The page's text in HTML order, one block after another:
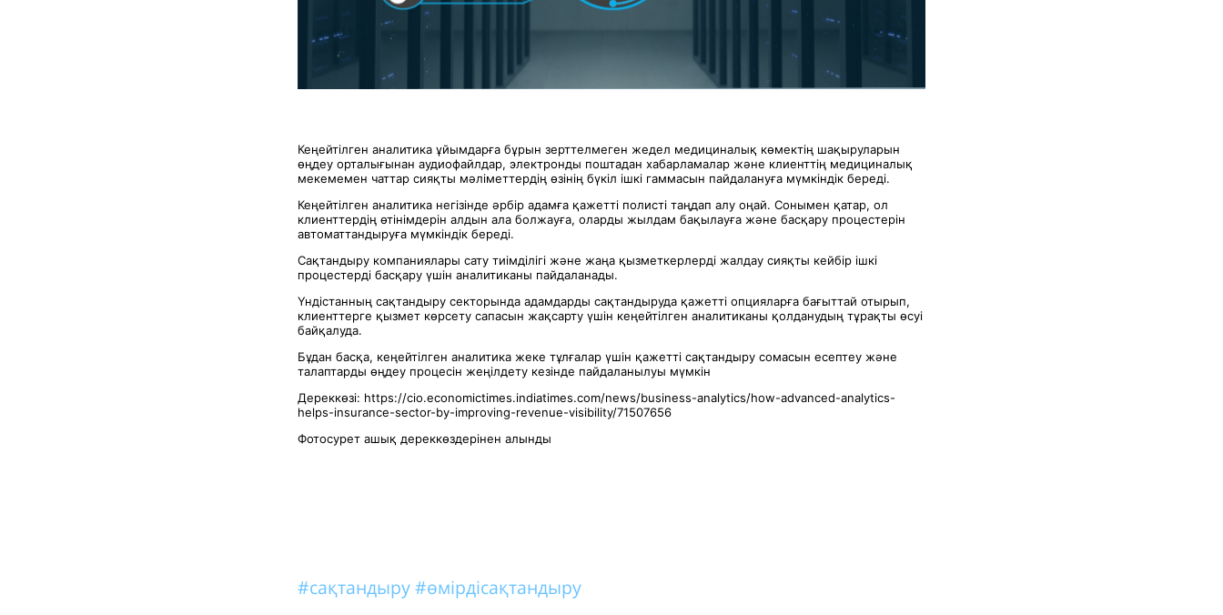
Кеңейтілген аналитика ұйымдарға бұрын зерттелмеген жедел медициналық көмектің шақыруларын
өңдеу орталығынан аудиофайлдар, электронды поштадан хабарламалар және клиенттің медициналық
мекемемен чаттар сияқты мәліметтердің өзінің бүкіл ішкі гаммасын пайдалануға мүмкіндік береді.
Кеңейтілген аналитика негізінде әрбір адамға қажетті полисті таңдап алу оңай. Сонымен қатар, ол
клиенттердің өтінімдерін алдын ала болжауға, оларды жылдам бақылауға және басқару процестерін
автоматтандыруға мүмкіндік береді.
Сақтандыру компаниялары сату тиімділігі және жаңа қызметкерлерді жалдау сияқты кейбір ішкі
процестерді басқару үшін аналитиканы пайдаланады.
Үндістанның сақтандыру секторында адамдарды сақтандыруда қажетті опцияларға бағыттай отырып,
клиенттерге қызмет көрсету сапасын жақсарту үшін кеңейтілген аналитиканы қолданудың тұрақты өсуі
байқалуда.
Бұдан басқа, кеңейтілген аналитика жеке тұлғалар үшін қажетті сақтандыру сомасын есептеу және
талаптарды өңдеу процесін жеңілдету кезінде пайдаланылуы мүмкін
Дереккөзі: https://cio.economictimes.indiatimes.com/news/business-analytics/how-advanced-analytics-
helps-insurance-sector-by-improving-revenue-visibility/71507656
Фотосурет ашық дереккөздерінен алынды
#сақтандыру#өмірдісақтандыру